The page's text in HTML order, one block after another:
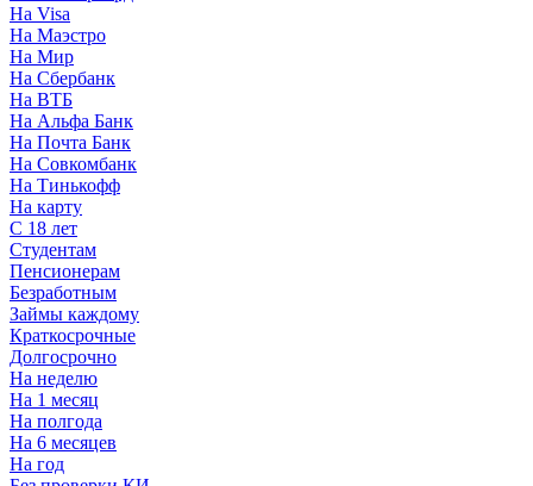
На Visa
На Маэстро
На Мир
На Сбербанк
На ВТБ
На Альфа Банк
На Почта Банк
На Совкомбанк
На Тинькофф
На карту
С 18 лет
Студентам
Пенсионерам
Безработным
Займы каждому
Краткосрочные
Долгосрочно
На неделю
На 1 месяц
На полгода
На 6 месяцев
На год